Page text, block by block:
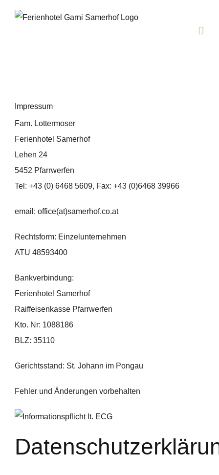
Impressum
Fam. Lottermoser
Ferienhotel Samerhof
Lehen 24
5452 Pfarrwerfen
Tel: +43 (0) 6468 5609, Fax: +43 (0)6468 39966
email: office(at)samerhof.co.at
Rechtsform: Einzelunternehmen
ATU 48593400
Bankverbindung:
Ferienhotel Samerhof
Raiffeisenkasse Pfarrwerfen
Kto. Nr: 1088186
BLZ: 35110
Gerichtsstand: St. Johann im Pongau
Fehler und Änderungen vorbehalten